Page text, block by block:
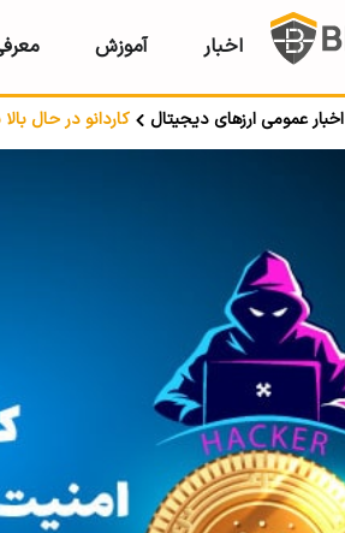
اخبار آموزش
اخبار عمومی ارزهای دیجیتال کاردانو در حال